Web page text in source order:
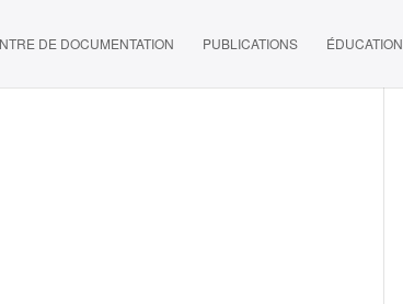
DE DOCUMENTATION PUBLICATIONS ÉDUCATION